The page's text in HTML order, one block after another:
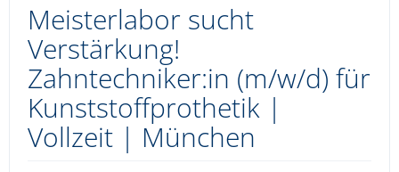
Meisterlabor sucht
Verstärkung!
Zahntechniker:in (m/w/d) für
Kunststoffprothetik |
Vollzeit | München